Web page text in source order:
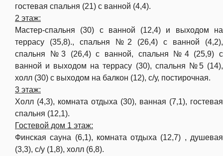
гостевая спальня (21) с ванной (4,4).
2 этаж:
Мастер-спальня (30) с ванной (12,4) и выходом на
террасу (35,8)., спальня №2 (26,4) с ванной (4,2),
спальня №3 (26,4) с ванной, спальня №4 (25,9) с
ванной и выходом на террасу (30), спальня №5 (14),
холл (30) с выходом на балкон (12), с/у, постирочная.
3 этаж:
Холл (4,3), комната отдыха (30), ванная (7,1), гостевая
спальня (12,1).
Гостевой дом 1 этаж:
Финская сауна (6,1), комната отдыха (12,7) , душевая
(3,3), с/у (1,8), холл (6,8).